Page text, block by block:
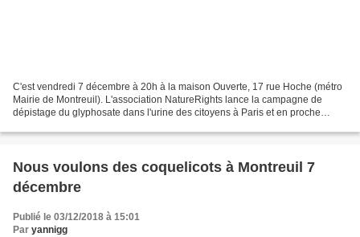
C'est vendredi 7 décembre à 20h à la maison Ouverte, 17 rue Hoche (métro
Mairie de Montreuil). L'association NatureRights lance la campagne de
dépistage du glyphosate dans l'urine des citoyens à Paris et en proche
Nous voulons des coquelicots à Montreuil 7
décembre
Publié le 03/12/2018 à 15:01
Par yannigg